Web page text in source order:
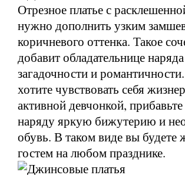
Отрезное платье с
нужно дополнить узким
коричневого оттенка. Такое
добавит обладательнице наряда
загадочности и
хотите чувствовать себя
активной девчонкой,
наряду яркую бижутерию и
обувь. В таком виде вы будете
гостем на любом празднике.